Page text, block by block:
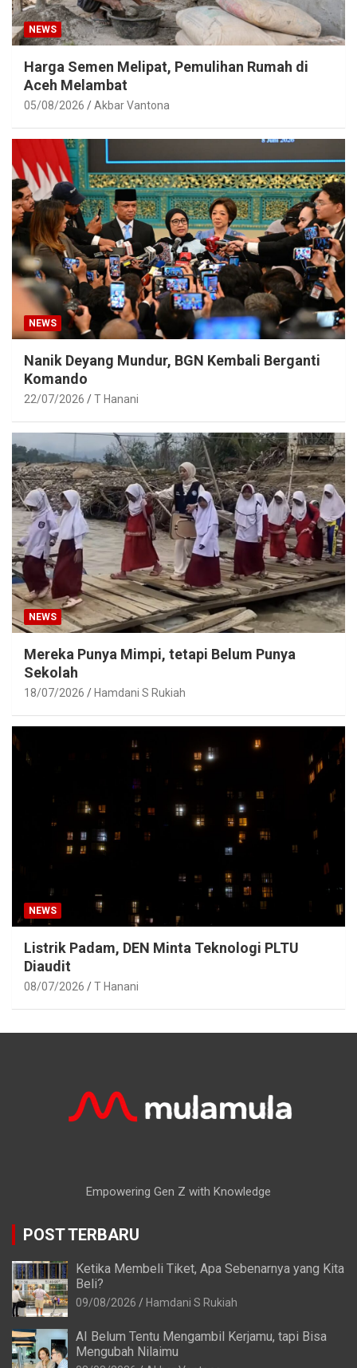
NEWS
Harga Semen Melipat, Pemulihan Rumah di
Aceh Melambat
05/08/2026 Akbar Vantona
NEWS
Nanik Deyang Mundur, BGN Kembali Berganti
Komando
22/07/2026 T Hanani
NEWS
Mereka Punya Mimpi, tetapi Belum Punya
Sekolah
18/07/2026 Hamdani S Rukiah
NEWS
Listrik Padam, DEN Minta Teknologi PLTU
Diaudit
08/07/2026 T Hanani
Empowering Gen Z with Knowledge
POST TERBARU
Ketika Membeli Tiket, Apa Sebenarnya yang Kita
Beli?
09/08/2026 Hamdani S Rukiah
AI Belum Tentu Mengambil Kerjamu, tapi Bisa
Mengubah Nilaimu